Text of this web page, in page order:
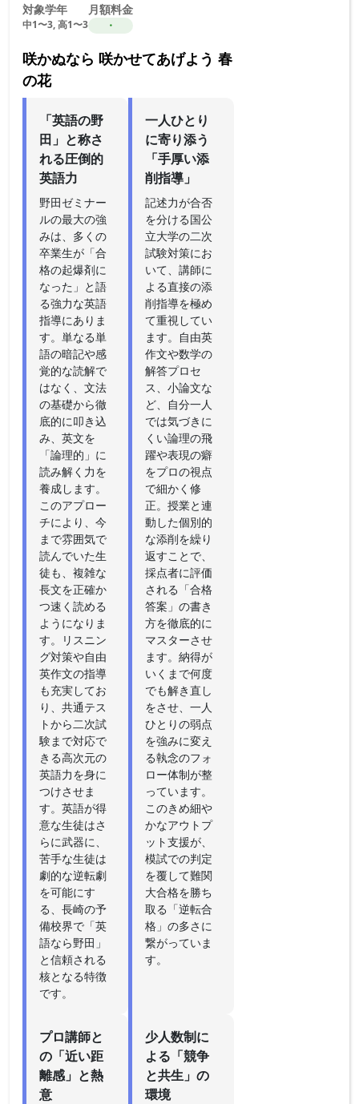
対象学年
中1〜3, 高1〜3
月額料金
・
咲かぬなら 咲かせてあげよう 春
の花
「英語の野
田」と称さ
れる圧倒的
英語力
野田ゼミナー
ルの最大の強
みは、多くの
卒業生が「合
格の起爆剤に
なった」と語
る強力な英語
指導にありま
す。単なる単
語の暗記や感
覚的な読解で
はなく、文法
の基礎から徹
底的に叩き込
み、英文を
「論理的」に
読み解く力を
養成します。
このアプロー
チにより、今
まで雰囲気で
読んでいた生
徒も、複雑な
長文を正確か
つ速く読める
ようになりま
す。リスニン
グ対策や自由
英作文の指導
も充実してお
り、共通テス
トから二次試
験まで対応で
きる高次元の
英語力を身に
つけさせま
す。英語が得
意な生徒はさ
らに武器に、
苦手な生徒は
劇的な逆転劇
を可能にす
る、長崎の予
備校界で「英
語なら野田」
と信頼される
核となる特徴
です。
一人ひとり
に寄り添う
「手厚い添
削指導」
記述力が合否
を分ける国公
立大学の二次
試験対策にお
いて、講師に
よる直接の添
削指導を極め
て重視してい
ます。自由英
作文や数学の
解答プロセ
ス、小論文な
ど、自分一人
では気づきに
くい論理の飛
躍や表現の癖
をプロの視点
で細かく修
正。授業と連
動した個別的
な添削を繰り
返すことで、
採点者に評価
される「合格
答案」の書き
方を徹底的に
マスターさせ
ます。納得が
いくまで何度
でも解き直し
をさせ、一人
ひとりの弱点
を強みに変え
る執念のフォ
ロー体制が整
っています。
このきめ細や
かなアウトプ
ット支援が、
模試での判定
を覆して難関
大合格を勝ち
取る「逆転合
格」の多さに
繋がっていま
す。
プロ講師と
の「近い距
離感」と熱
意
少人数制に
よる「競争
と共生」の
環境